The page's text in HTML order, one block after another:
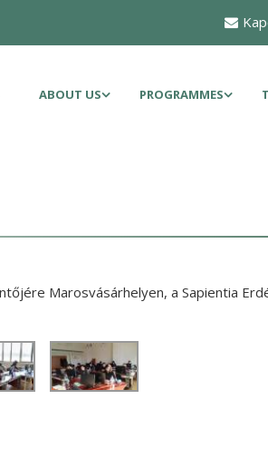
ABOUT US PROGRAMMES
Marosvásárhelyen, a Sapientia